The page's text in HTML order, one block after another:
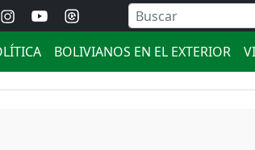
BOLIVIANOS EN EL EXTERIOR